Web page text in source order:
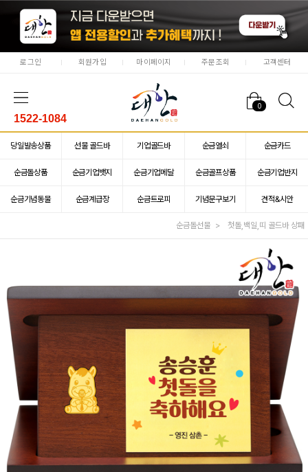
로그인 회원가입 마이페이지 주문조회 고객센터
0
1522-1084
당일발송상품 선물 골드바 기업골드바 순금열쇠 순금카드
순금돌상품 순금기업뱃지 순금기업메달 순금골프상품 순금기업반지
순금기념동물 순금계급장 순금트로피 기념문구보기 견적&시안
순금돌선물 첫돌,백일,띠 골드바 상패